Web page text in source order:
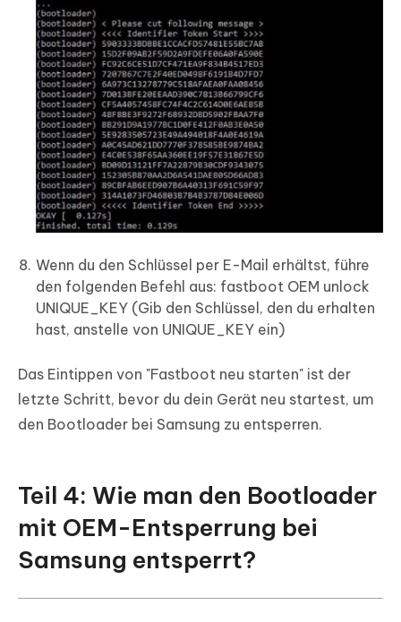
Wenn du den Schlüssel per E-Mail erhältst, führe
den folgenden Befehl aus: fastboot OEM unlock
UNIQUE_KEY (Gib den Schlüssel, den du erhalten
hast, anstelle von UNIQUE_KEY ein)
Das Eintippen von "Fastboot neu starten" ist der
letzte Schritt, bevor du dein Gerät neu startest, um
den Bootloader bei Samsung zu entsperren.
Teil 4: Wie man den Bootloader
mit OEM-Entsperrung bei
Samsung entsperrt?